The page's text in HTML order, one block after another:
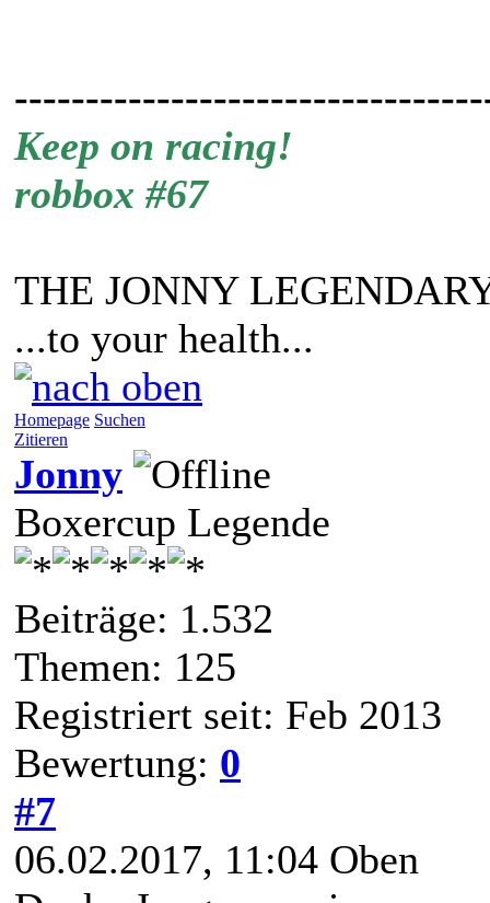
Keep on racing!
robbox #67
THE JONNY
...to your health...
Homepage Suchen
Zitieren
Jonny
Boxercup Legende
Beiträge: 1.532
Themen: 125
Registriert seit: Feb 2013
Bewertung: 0
#7
06.02.2017, 11:04 Oben